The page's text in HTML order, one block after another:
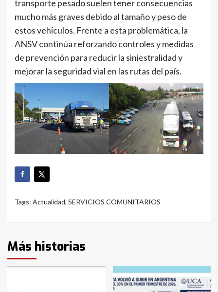
transporte pesado suelen tener consecuencias
mucho más graves debido al tamaño y peso de
estos vehículos. Frente a esta problemática, la
ANSV continúa reforzando controles y medidas
de prevención para reducir la siniestralidad y
mejorar la seguridad vial en las rutas del país.
Tags: Actualidad, SERVICIOS COMUNITARIOS
Más historias